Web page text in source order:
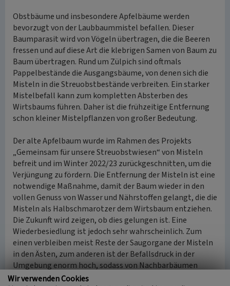
Obstbäume und insbesondere Apfelbäume werden
bevorzugt von der Laubbaummistel befallen. Dieser
Baumparasit wird von Vögeln übertragen, die die Beeren
fressen und auf diese Art die klebrigen Samen von Baum zu
Baum übertragen. Rund um Zülpich sind oftmals
Pappelbestände die Ausgangsbäume, von denen sich die
Misteln in die Streuobstbestände verbreiten. Ein starker
Mistelbefall kann zum kompletten Absterben des
Wirtsbaums führen. Daher ist die frühzeitige Entfernung
schon kleiner Mistelpflanzen von großer Bedeutung.
Der alte Apfelbaum wurde im Rahmen des Projekts
„Gemeinsam für unsere Streuobstwiesen“ von Misteln
befreit und im Winter 2022/23 zurückgeschnitten, um die
Verjüngung zu fördern. Die Entfernung der Misteln ist eine
notwendige Maßnahme, damit der Baum wieder in den
vollen Genuss von Wasser und Nährstoffen gelangt, die die
Misteln als Halbschmarotzer dem Wirtsbaum entziehen.
Die Zukunft wird zeigen, ob dies gelungen ist. Eine
Wiederbesiedlung ist jedoch sehr wahrscheinlich. Zum
einen verbleiben meist Reste der Saugorgane der Misteln
in den Ästen, zum anderen ist der Befallsdruck in der
Umgebung enorm hoch, sodass von Nachbarbäumen
wieder Misteln verbreitet werden.
Wir verwenden Cookies